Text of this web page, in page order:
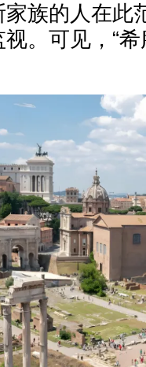
族的人在此
。可见，“